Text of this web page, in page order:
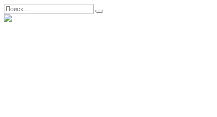
Перейти
к
Search
for: